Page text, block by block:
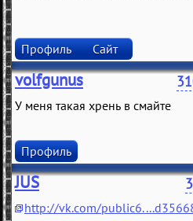
Профиль Сайт
volfgunus
У меня такая хрень в смайте
Профиль
JUS
http://vk.com/